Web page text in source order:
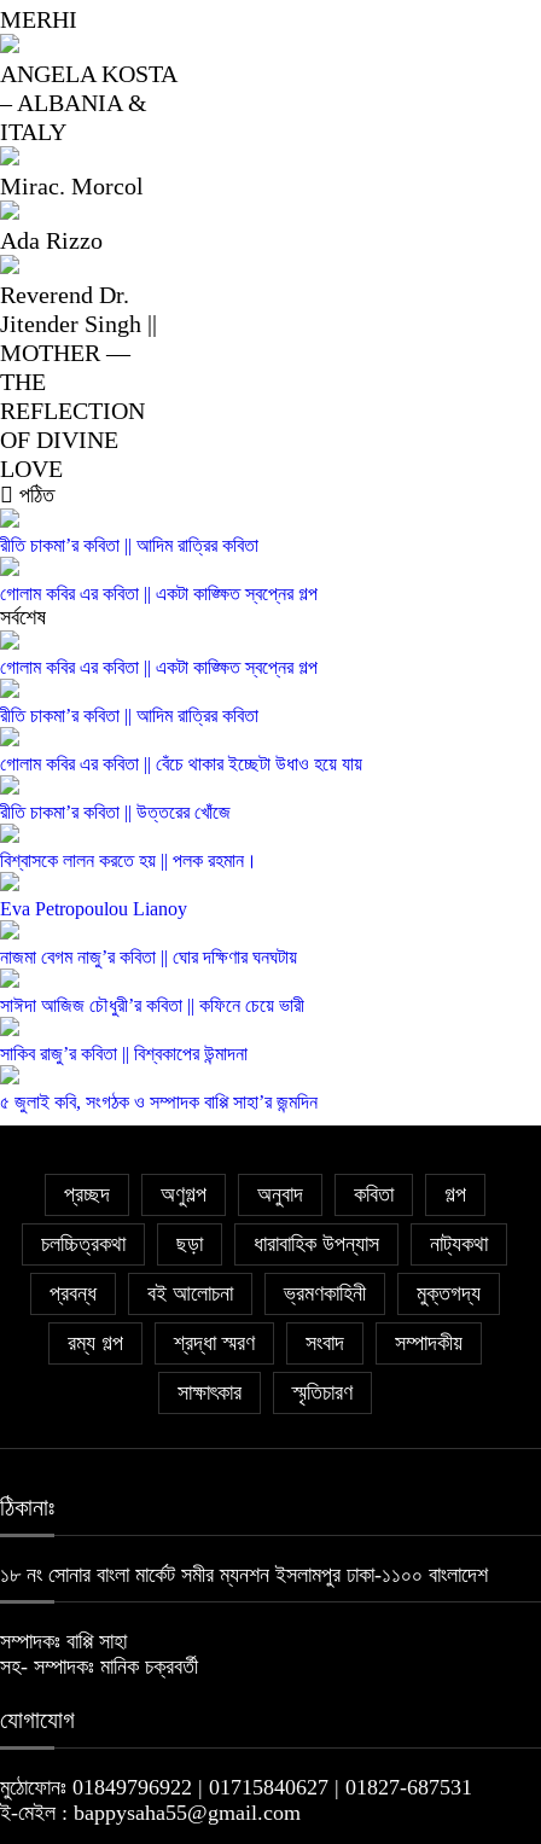
MERHI
ANGELA KOSTA
– ALBANIA &
ITALY
Mirac. Morcol
Ada Rizzo
Reverend Dr.
Jitender Singh ||
MOTHER —
THE
REFLECTION
OF DIVINE
LOVE
পঠিত
রীতি চাকমা’র কবিতা || আদিম রাত্রির কবিতা
গোলাম কবির এর কবিতা || একটা কাঙ্ক্ষিত স্বপ্নের গল্প
সর্বশেষ
গোলাম কবির এর কবিতা || একটা কাঙ্ক্ষিত স্বপ্নের গল্প
রীতি চাকমা’র কবিতা || আদিম রাত্রির কবিতা
গোলাম কবির এর কবিতা || বেঁচে থাকার ইচ্ছেটা উধাও হয়ে যায়
রীতি চাকমা’র কবিতা || উত্তরের খোঁজে
বিশ্বাসকে লালন করতে হয় || পলক রহমান।
Eva Petropoulou Lianoy
নাজমা বেগম নাজু’র কবিতা || ঘোর দক্ষিণার ঘনঘটায়
সাঈদা আজিজ চৌধুরী’র কবিতা || কফিনে চেয়ে ভারী
সাকিব রাজু’র কবিতা || বিশ্বকাপের উন্মাদনা
৫ জুলাই কবি, সংগঠক ও সম্পাদক বাপ্পি সাহা’র জন্মদিন
প্রচ্ছদ অণুগল্প অনুবাদ কবিতা গল্প
চলচ্চিত্রকথা ছড়া ধারাবাহিক উপন্যাস নাট্যকথা
প্রবন্ধ বই আলোচনা ভ্রমণকাহিনী মুক্তগদ্য
রম্য গল্প শ্রদ্ধা স্মরণ সংবাদ সম্পাদকীয়
সাক্ষাৎকার স্মৃতিচারণ
ঠিকানাঃ
১৮ নং সোনার বাংলা মার্কেট সমীর ম্যনশন ইসলামপুর ঢাকা-১১০০ বাংলাদেশ
সম্পাদকঃ বাপ্পি সাহা
সহ- সম্পাদকঃ মানিক চক্রবর্তী
যোগাযোগ
মুঠোফোনঃ 01849796922 | 01715840627 | 01827-687531
ই-মেইল : bappysaha55@gmail.com